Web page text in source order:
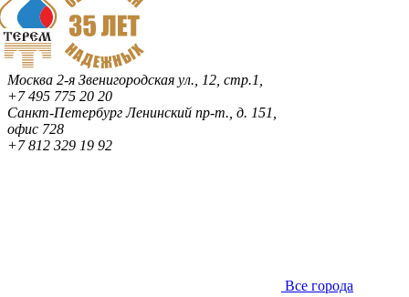
Москва 2-я Звенигородская ул., 12, стр.1,
+7 495 775 20 20
Санкт-ПетербургЛенинский пр-т., д. 151,
офис 728
+7 812 329 19 92
Все города